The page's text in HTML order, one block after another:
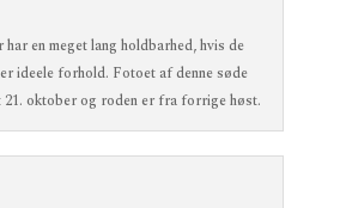
en meget lang holdbarhed, hvis de
ideele forhold. Fotoet af denne søde
oktober og roden er fra forrige høst.